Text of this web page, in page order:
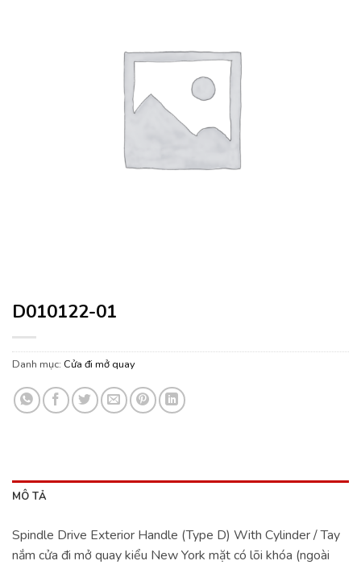
D010122-01
Danh mục: Cửa đi mở quay
MÔ TẢ
Spindle Drive Exterior Handle (Type D) With Cylinder / Tay
nắm cửa đi mở quay kiểu New York mặt có lõi khóa (ngoài